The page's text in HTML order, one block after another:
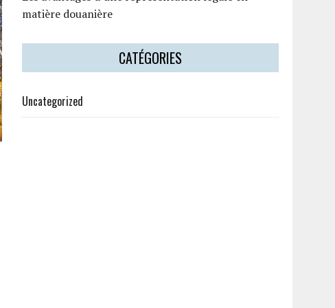
matière douanière
CATÉGORIES
Uncategorized